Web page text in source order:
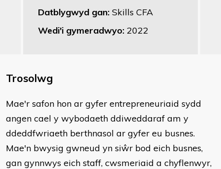
Datblygwyd gan: Skills CFA
Wedi'i gymeradwyo: 2022
Trosolwg
Mae'r safon hon ar gyfer entrepreneuriaid sydd
angen cael y wybodaeth ddiweddaraf am y
ddeddfwriaeth berthnasol ar gyfer eu busnes.
Mae'n bwysig gwneud yn siŵr bod eich busnes,
gan gynnwys eich staff, cwsmeriaid a chyflenwyr,